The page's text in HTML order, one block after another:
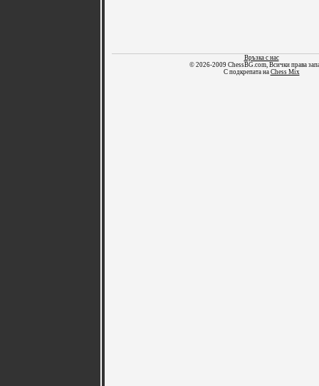
Връзка с нас
© 2026-2009 ChessBG.com, Всички права
С подкрепата на Chess Mix